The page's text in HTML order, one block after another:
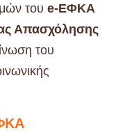
του e-ΕΦΚΑ
Απασχόλησης
του